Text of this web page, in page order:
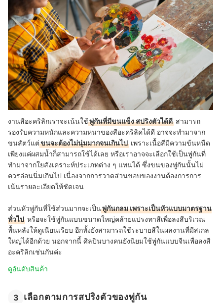
งานสีอะคริลิกเราจะเน้นใช้พู่กันที่มีขนแข็ง สปริงตัวได้ดี สามารถ
รองรับความหนักและความหนาของสีอะคริลิคได้ดี อาจจะทำมาจาก
ขนสัตว์แต่ขนจะต้องไม่นุ่มมากจนเกินไป เพราะเนื้อสีมีความข้นหนืด
เพียงแค่ผสมน้ำก็สามารถใช้ได้เลย หรือเราอาจจะเลือกใช้เป็นพู่กันที่
ทำมาจากใยสังเคราะห์ประเภทต่าง ๆ แทนได้ ซึ่งขนของพู่กันนั้นไม่
ควรอ่อนนิ่มเกินไป เนื่องจากการวาดส่วนขอบของงานต้องการการ
เน้นรายละเอียดให้ชัดเจน
ส่วนหัวพู่กันที่ใช้ส่วนมากจะเป็นพู่กันกลม เพราะเป็นหัวแบบมาตรฐาน
ทั่วไป หรือจะใช้พู่กันแบนขนาดใหญ่คล้ายแปรงทาสีเพื่อลงสีบริเวณ
พื้นหลังให้ดูเนียนเรียบ อีกทั้งยังสามารถใช้ระบายสีในผลงานที่มีสเกล
ใหญ่ได้อีกด้วย นอกจากนี้ ศิลปินบางคนยังนิยมใช้พู่กันแบบจีนเพื่อลงสี
อะคริลิกเช่นกันค่ะ
ดูอันดับสินค้า
3 เลือกตามการสปริงตัวของพู่กัน